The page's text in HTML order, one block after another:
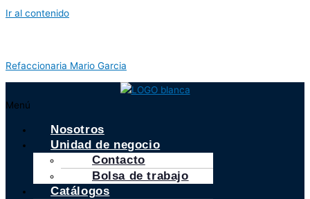
Ir al contenido
Refaccionaria Mario Garcia
Menú
Nosotros
Unidad de negocio
Contacto
Bolsa de trabajo
Catálogos